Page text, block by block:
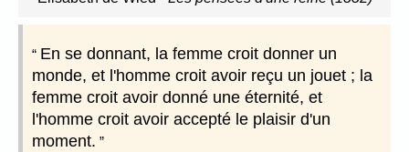
En se donnant, la femme croit donner un
monde, et l'homme croit avoir reçu un jouet ; la
femme croit avoir donné une éternité, et
l'homme croit avoir accepté le plaisir d'un
moment.